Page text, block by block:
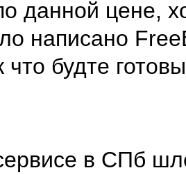
данной цене,
написано
что будте
в СПб